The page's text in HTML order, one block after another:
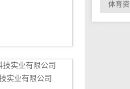
实业有限公司
体育